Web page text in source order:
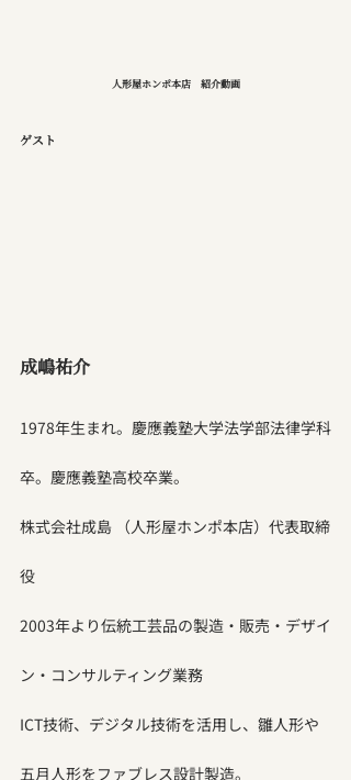
人形屋ホンポ本店　紹介動画
ゲスト
成嶋祐介
1978年生まれ。慶應義塾大学法学部法律学科
卒。慶應義塾高校卒業。
株式会社成島 （人形屋ホンポ本店）代表取締
役
2003年より伝統工芸品の製造・販売・デザイ
ン・コンサルティング業務
ICT技術、デジタル技術を活用し、雛人形や
五月人形をファブレス設計製造。